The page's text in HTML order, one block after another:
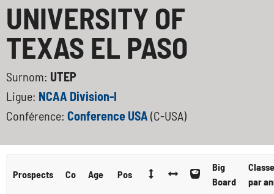
UNIVERSITY OF
TEXAS EL PASO
Surnom: UTEP
Ligue: NCAA Division-I
Conférence: Conference USA (C-USA)
Prospects Co Age Pos
Big
Board
par